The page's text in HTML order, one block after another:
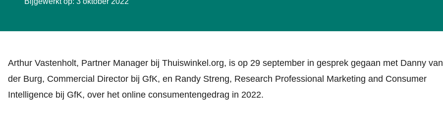
Arthur Vastenholt, Partner Manager bij Thuiswinkel.org, is op 29 september in gesprek gegaan met Danny van
der Burg, Commercial Director bij GfK, en Randy Streng, Research Professional Marketing and Consumer
Intelligence bij GfK, over het online consumentengedrag in 2022.